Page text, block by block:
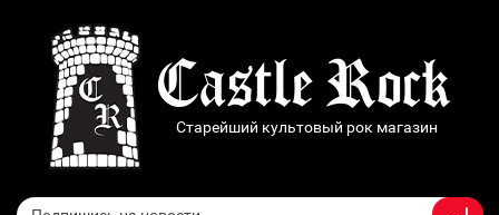
Старейший культовый рок магазин